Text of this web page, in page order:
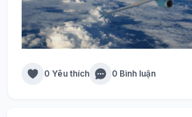
0 Yêu thích 0 Bình luận